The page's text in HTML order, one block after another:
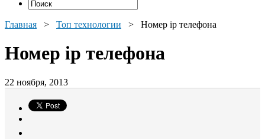
Главная > Топ технологии > Номер ip телефона
Номер ip телефона
22 ноября, 2013